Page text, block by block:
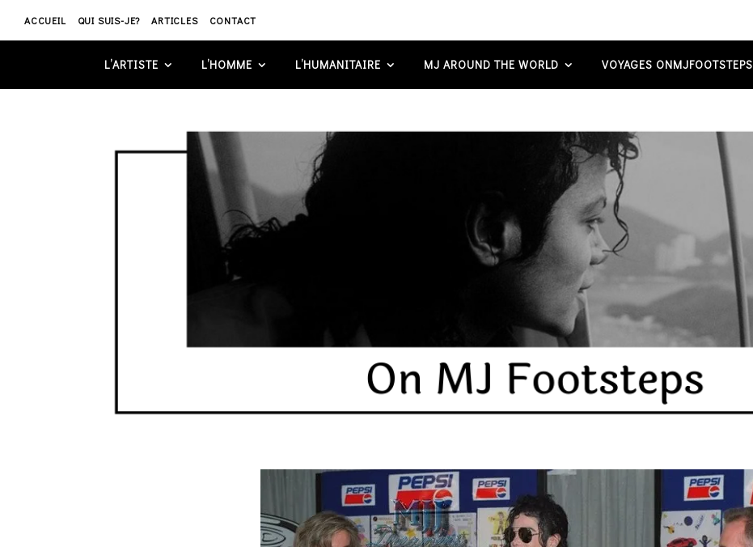
ACCUEIL QUI SUIS-JE? ARTICLES CONTACT
L’ARTISTE L’HOMME L’HUMANITAIRE MJ AROUND THE WORLD VOYAGES ONMJFOOTSTEPS